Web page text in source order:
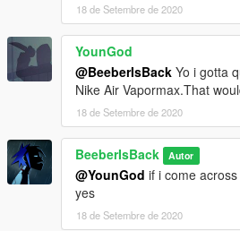
18 de Setembre de 2020
YounGod
@BeeberIsBack Yo i gotta
Nike Air Vapormax.That
18 de Setembre de 2020
BeeberIsBack Autor
@YounGod if i come
yes
18 de Setembre de 2020